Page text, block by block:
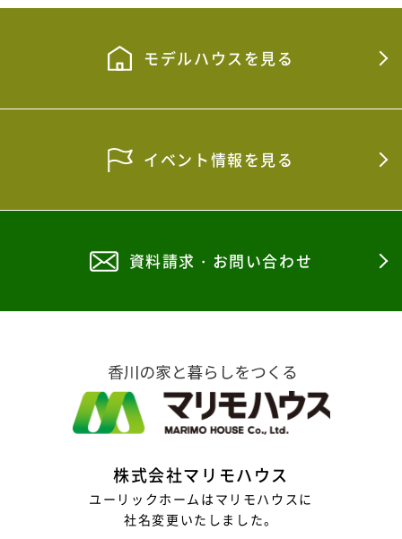
2026年3月
2026年2月
2025年11月
2025年7月
2025年6月
2025年4月
2025年3月
2025年1月
2024年12月
モデルハウスを見る
イベント情報を見る
資料請求・お問い合わせ
株式会社マリモハウス
ユーリックホームはマリモハウスに
社名変更いたしました。